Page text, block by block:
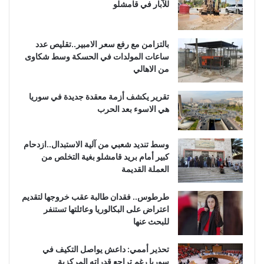
للآبار في قامشلو
بالتزامن مع رفع سعر الامبير..تقليص عدد
ساعات المولدات في الحسكة وسط شكاوى
من الاهالي
تقرير يكشف أزمة معقدة جديدة في سوريا
هي الاسوء بعد الحرب
وسط تنديد شعبي من آلية الاستبدال..ازدحام
كبير أمام بريد قامشلو بغية التخلص من
العملة القديمة
طرطوس.. فقدان طالبة عقب خروجها لتقديم
اعتراض على البكالوريا وعائلتها تستنفر
للبحث عنها
تحذير أممي: داعش يواصل التكيف في
سوريا رغم تراجع قدراته المركزية